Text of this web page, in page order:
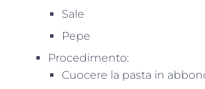
Sale
Pepe
Procedimento:
Cuocere la pasta in